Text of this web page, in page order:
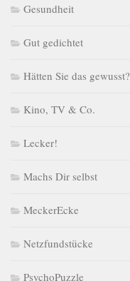
Gesundheit
Gut gedichtet
Hätten Sie das gewusst?
Kino, TV & Co.
Lecker!
Machs Dir selbst
MeckerEcke
Netzfundstücke
PsychoPuzzle